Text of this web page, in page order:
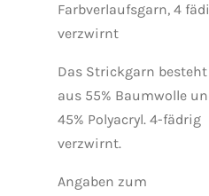
Farbverlaufsgarn, 4
verzwirnt
Das Strickgarn besteht
aus 55% Baumwolle
45% Polyacryl. 4-fädrig
verzwirnt.
Angaben zum